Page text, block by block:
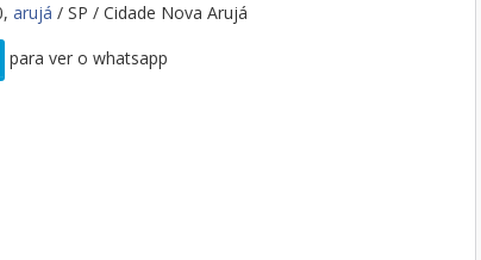
arujá / SP / Cidade Nova Arujá
para ver o whatsapp